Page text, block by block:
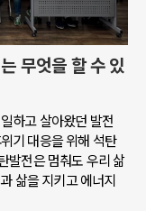
무엇을 할 수 있
하고 살아왔던 발전
기 대응을 위해 석탄
발전은 멈춰도 우리 삶
삶을 지키고 에너지